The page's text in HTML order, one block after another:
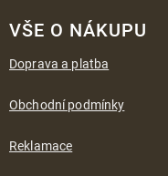
VŠE O NÁKUPU
Doprava a platba
Obchodní podmínky
Reklamace